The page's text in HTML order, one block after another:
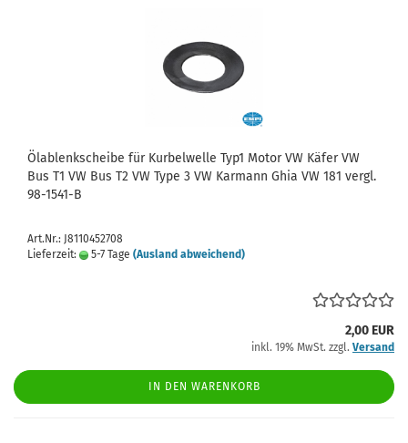
Ölablenkscheibe für Kurbelwelle Typ1 Motor VW Käfer VW
Bus T1 VW Bus T2 VW Type 3 VW Karmann Ghia VW 181 vergl.
98-1541-B
Art.Nr.: J8110452708
Lieferzeit:
5-7 Tage (Ausland abweichend)
2,00 EUR
inkl. 19% MwSt. zzgl. Versand
IN DEN WARENKORB